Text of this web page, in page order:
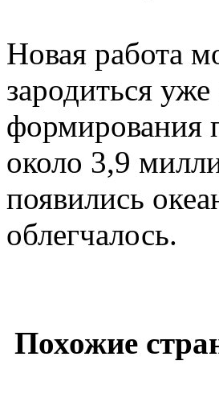
Новая работа
зародиться
формирования
около 3,9
появились
облегчалось.
Похожие